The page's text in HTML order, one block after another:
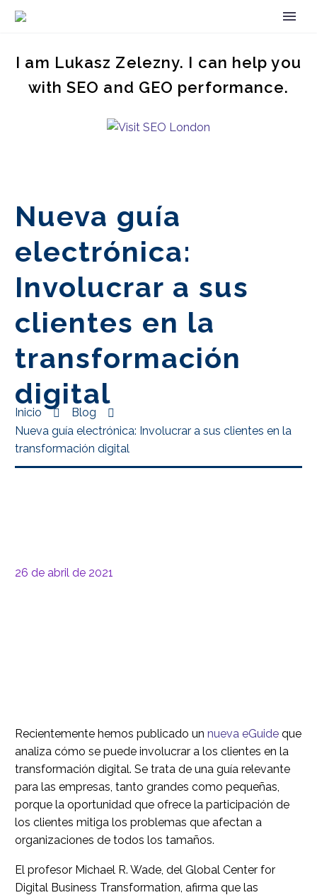
I am Lukasz Zelezny. I can help you
with SEO and GEO performance.
Nueva guía
electrónica:
Involucrar a sus
clientes en la
transformación
digital
Inicio
Blog
Nueva guía electrónica: Involucrar a sus clientes en la
transformación digital
26 de abril de 2021
Recientemente hemos publicado un nueva eGuide que
analiza cómo se puede involucrar a los clientes en la
transformación digital. Se trata de una guía relevante
para las empresas, tanto grandes como pequeñas,
porque la oportunidad que ofrece la participación de
los clientes mitiga los problemas que afectan a
organizaciones de todos los tamaños.
El profesor Michael R. Wade, del Global Center for
Digital Business Transformation, afirma que las